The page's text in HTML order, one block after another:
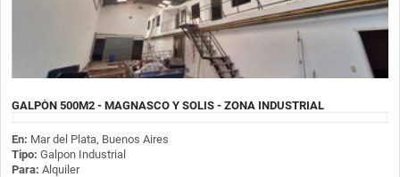
GALPÒN 500M2 - MAGNASCO Y SOLIS - ZONA INDUSTRIAL
En: Mar del Plata, Buenos Aires
Tipo: Galpon Industrial
Para: Alquiler